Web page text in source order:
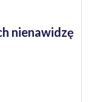
nienawidzę